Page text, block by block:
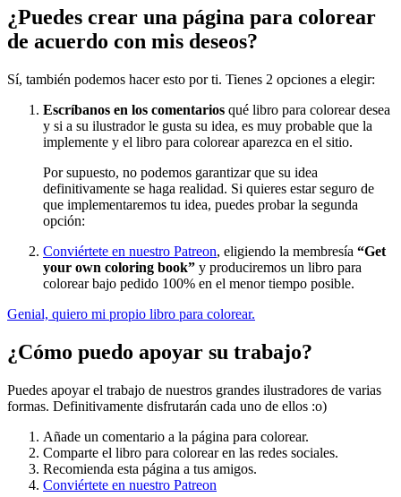
¿Puedes crear una página para colorear
de acuerdo con mis deseos?
Sí, también podemos hacer esto por ti. Tienes 2 opciones a elegir:
Escríbanos en los comentarios qué libro para colorear desea
y si a su ilustrador le gusta su idea, es muy probable que la
implemente y el libro para colorear aparezca en el sitio.
Por supuesto, no podemos garantizar que su idea
definitivamente se haga realidad. Si quieres estar seguro de
que implementaremos tu idea, puedes probar la segunda
opción:
Conviértete en nuestro Patreon, eligiendo la membresía “Get
your own coloring book” y produciremos un libro para
colorear bajo pedido 100% en el menor tiempo posible.
Genial, quiero mi propio libro para colorear.
¿Cómo puedo apoyar su trabajo?
Puedes apoyar el trabajo de nuestros grandes ilustradores de varias
formas. Definitivamente disfrutarán cada uno de ellos :o)
Añade un comentario a la página para colorear.
Comparte el libro para colorear en las redes sociales.
Recomienda esta página a tus amigos.
Conviértete en nuestro Patreon